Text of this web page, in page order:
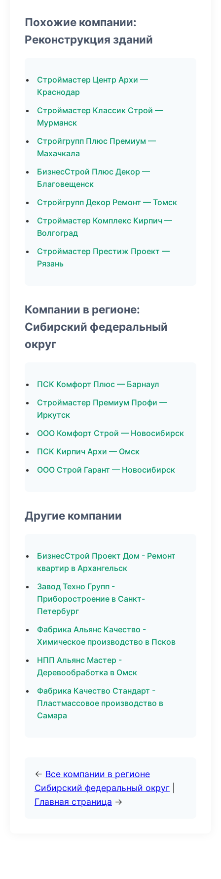
Похожие компании:
Реконструкция зданий
Строймастер Центр Архи —
Краснодар
Строймастер Классик Строй —
Мурманск
Стройгрупп Плюс Премиум —
Махачкала
БизнесСтрой Плюс Декор —
Благовещенск
Стройгрупп Декор Ремонт — Томск
Строймастер Комплекс Кирпич —
Волгоград
Строймастер Престиж Проект —
Рязань
Компании в регионе:
Сибирский федеральный
округ
ПСК Комфорт Плюс — Барнаул
Строймастер Премиум Профи —
Иркутск
ООО Комфорт Строй — Новосибирск
ПСК Кирпич Архи — Омск
ООО Строй Гарант — Новосибирск
Другие компании
БизнесСтрой Проект Дом - Ремонт
квартир в Архангельск
Завод Техно Групп -
Приборостроение в Санкт-
Петербург
Фабрика Альянс Качество -
Химическое производство в Псков
НПП Альянс Мастер -
Деревообработка в Омск
Фабрика Качество Стандарт -
Пластмассовое производство в
Самара
← Все компании в регионе
Сибирский федеральный округ
Главная страница →